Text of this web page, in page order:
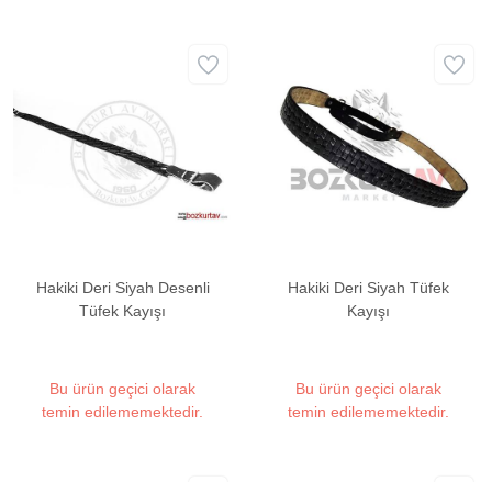
Hakiki Deri Siyah Desenli
Tüfek Kayışı
Bu ürün geçici olarak
temin edilememektedir.
Hakiki Deri Siyah Tüfek
Kayışı
Bu ürün geçici olarak
temin edilememektedir.